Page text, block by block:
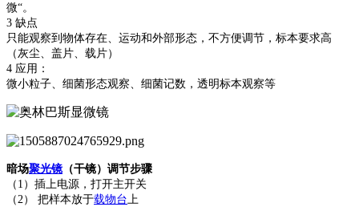
微“。
3 缺点
只能观察到物体存在、运动和外部形态，不方便调节，标本要求高
（灰尘、盖片、载片）
4 应用：
微小粒子、细菌形态观察、细菌记数，透明标本观察等
暗场聚光镜 （干镜）调节步骤
（ 1）插上电源，打开主开关
（ 2） 把样本放于载物台 上